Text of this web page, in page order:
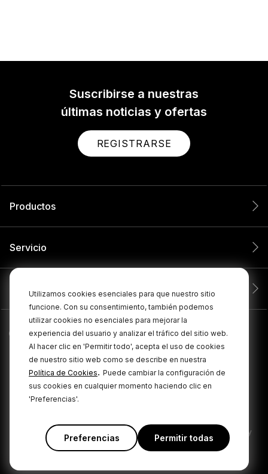
Utilizamos cookies esenciales para que nuestro sitio
funcione. Con su consentimiento, también podemos
utilizar cookies no esenciales para mejorar la
experiencia del usuario y analizar el tráfico del sitio web.
Al hacer clic en 'Permitir todo', acepta el uso de cookies
de nuestro sitio web como se describe en nuestra
Política de Cookies. Puede cambiar la configuración de
sus cookies en cualquier momento haciendo clic en
'Preferencias'.
Preferencias Permitir todas
Suscribirse a nuestras
últimas noticias y ofertas
REGISTRARSE
Productos
Servicio
Compañía
Política de privacidad Términos y condiciones Cookie Policy